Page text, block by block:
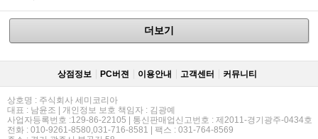
더보기
상점정보 PC버젼 이용안내 고객센터 커뮤니티
상호명 : 주식회사 세미코리아
대표 : 남윤조 | 개인정보 보호 책임자 : 김광예
사업자등록번호 :129-86-22105 | 통신판매업신고번호 : 제2011-경기광주-0434호
전화 : 010-9261-8580,031-716-8581 | 팩스 : 031-764-8569